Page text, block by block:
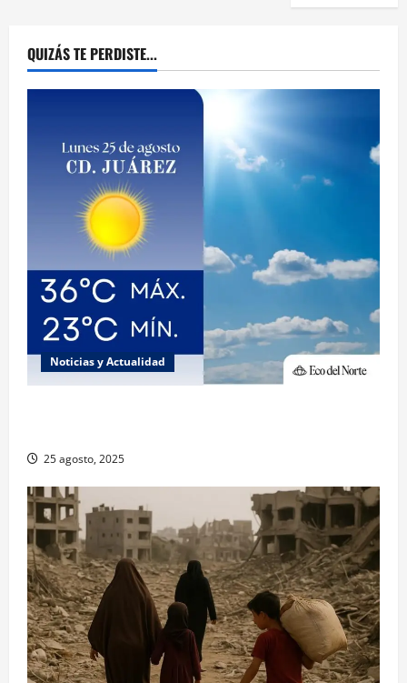
QUIZÁS TE PERDISTE...
Noticias y Actualidad
25 agosto, 2025